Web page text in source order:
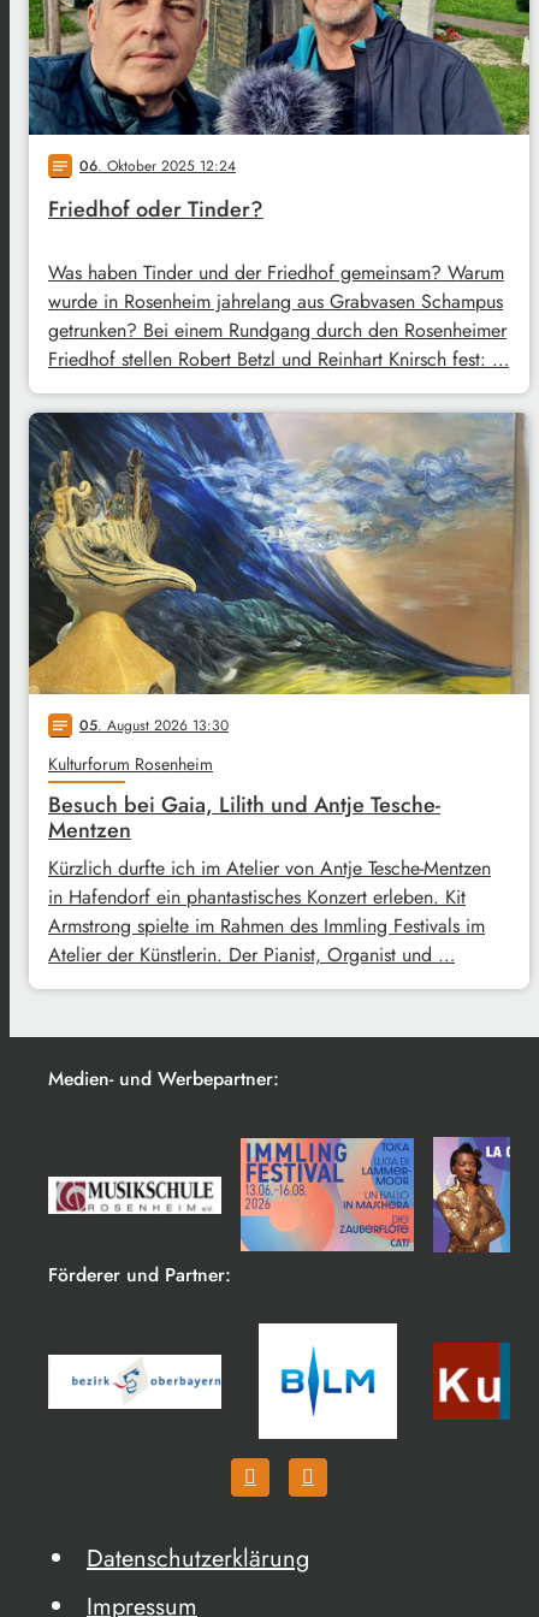
notes 06. Oktober 2025 12:24
Friedhof oder Tinder?
Was haben Tinder und der Friedhof gemeinsam? Warum
wurde in Rosenheim jahrelang aus Grabvasen Schampus
getrunken? Bei einem Rundgang durch den Rosenheimer
Friedhof stellen Robert Betzl und Reinhart Knirsch fest: …
notes 05. August 2026 13:30
Kulturforum Rosenheim
Besuch bei Gaia, Lilith und Antje Tesche-
Mentzen
Kürzlich durfte ich im Atelier von Antje Tesche-Mentzen
in Hafendorf ein phantastisches Konzert erleben. Kit
Armstrong spielte im Rahmen des Immling Festivals im
Atelier der Künstlerin. Der Pianist, Organist und …
Medien- und Werbepartner:
Förderer und Partner:
Datenschutzerklärung
Impressum